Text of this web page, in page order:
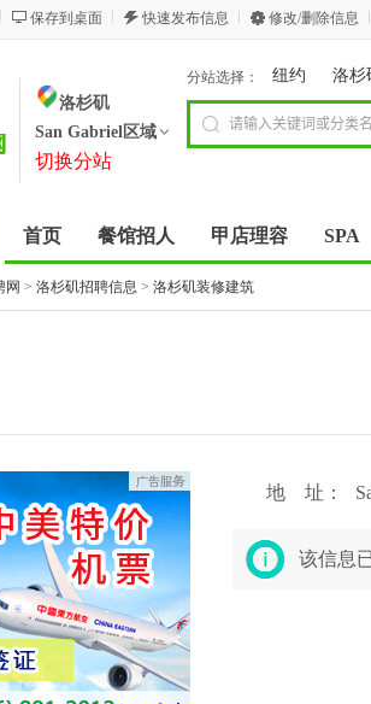
保存到桌面 快速发布信息 修改/删除信息
洛杉矶
San Gabriel区域
切换分站
分站选择： 纽约 洛杉
首页 餐馆招人 甲店理容 SPA
网 > 洛杉矶招聘信息 > 洛杉矶装修建筑
地 址：
该信息